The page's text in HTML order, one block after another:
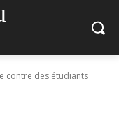
contre des étudiants